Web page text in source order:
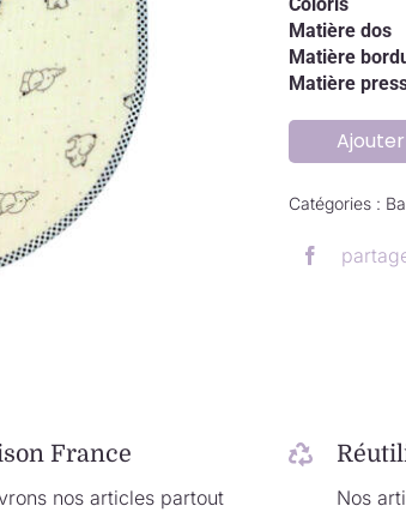
Matière dos
Matière
Matière
Catégories :
France
nos articles partout
Nos